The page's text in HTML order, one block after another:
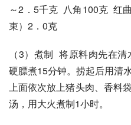
～2．5千克  八角100克  红
束）2．0克
（3）煮制  将原料肉先在
硬膘煮15分钟。捞起后用清
上面依次放上猪头肉、香料
汤，用大火煮制1小时。